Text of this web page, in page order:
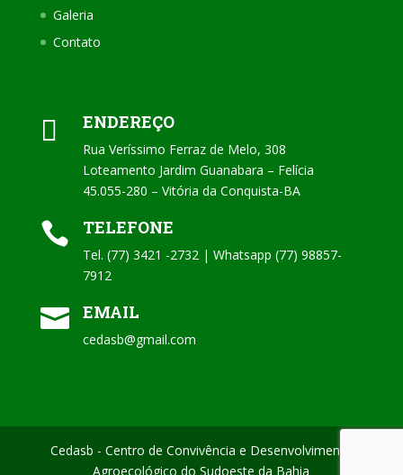
Galeria
Contato
 ENDEREÇO
Rua Veríssimo Ferraz de Melo, 308
Loteamento Jardim Guanabara – Felícia
45.055-280 – Vitória da Conquista-BA
 TELEFONE
Tel. (77) 3421 -2732 | Whatsapp (77) 98857-
7912
 EMAIL
cedasb@gmail.com
Cedasb - Centro de Convivência e Desenvolvimento
Agroecológico do Sudoeste da Bahia